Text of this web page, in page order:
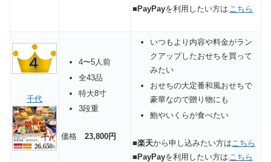
■PayPayを利用したい方は こちら
千代
4〜5人前
全43品
特大8寸
3段重
価格 23,800円
いつもより内容や料金がラン
クアップしたおせちを買って
みたい
おせちの大定番和風おせちで
豪華なので贈り物にも
鮑やいくらが食べたい
■楽天から申し込みたい方は こちら
■PayPayを利用したい方は こちら